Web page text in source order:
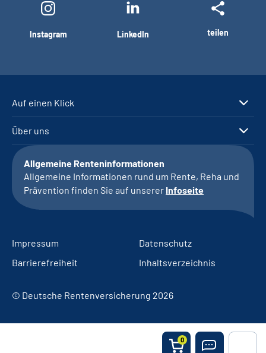
0
Instagram LinkedIn teilen
Auf einen Klick
Über uns
Allgemeine Renteninformationen
Allgemeine Informationen rund um Rente, Reha und
Prävention finden Sie auf unserer Infoseite
Impressum
Datenschutz
Barrierefreiheit
Inhaltsverzeichnis
© Deutsche Rentenversicherung 2026